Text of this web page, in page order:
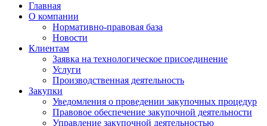
Главная
О компании
Нормативно-правовая база
Новости
Клиентам
Заявка на технологическое присоединение
Услуги
Производственная деятельность
Закупки
Уведомления о проведении закупочных процедур
Правовое обеспечение закупочной деятельности
Управление закупочной деятельностью